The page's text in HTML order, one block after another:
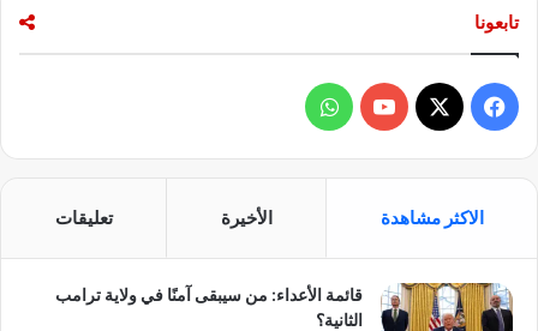
تابعونا
ي
و
X
Y
T
ا
ا
الاكثر مشاهدة الأخيرة تعليقات
قائمة الأعداء: من سيبقى آمنًا في ولاية ترامب
الثانية؟